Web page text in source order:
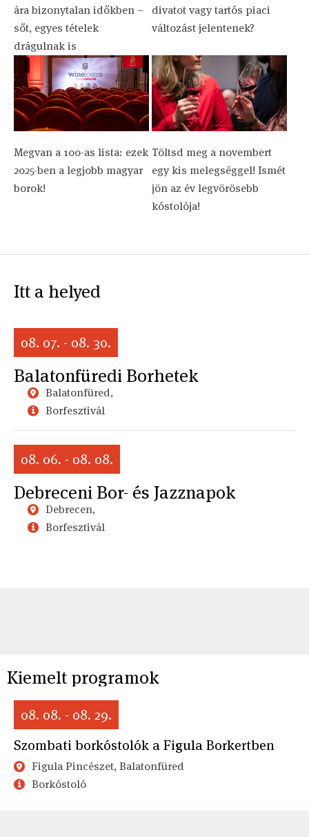
ára bizonytalan időkben –
sőt, egyes tételek
drágulnak is
divatot vagy tartós piaci
változást jelentenek?
Megvan a 100-as lista: ezek
2025-ben a legjobb magyar
borok!
Töltsd meg a novembert
egy kis melegséggel! Ismét
jön az év legvörösebb
kóstolója!
Itt a helyed
08. 07. - 08. 30.
Balatonfüredi Borhetek
Balatonfüred,
Borfesztivál
08. 06. - 08. 08.
Debreceni Bor- és Jazznapok
Debrecen,
Borfesztivál
Kiemelt programok
08. 08. - 08. 29.
Szombati borkóstolók a Figula Borkertben
Figula Pincészet, Balatonfüred
Borkóstoló